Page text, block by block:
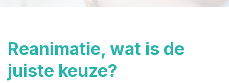
Reanimatie, wat is de
juiste keuze?